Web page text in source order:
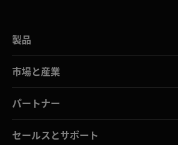
製品
市場と産業
パートナー
セールスとサポート